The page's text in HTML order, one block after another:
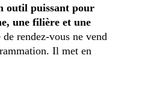
outil puissant pour
une filière et une
de rendez-vous ne vend
Il met en